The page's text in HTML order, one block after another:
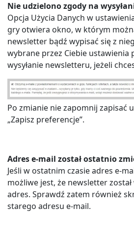
Nie udzielono zgody na
Opcja Użycia Danych w
gry otwiera okno, w którym
newsletter bądź wypisać się z
wybrane przez Ciebie ustawienia
wysyłanie newsletteru, jeżeli
Po zmianie nie zapomnij zapisać
„Zapisz preferencje”.
Adres e-mail został ostatnio
Jeśli w ostatnim czasie adres e-
możliwe jest, że newsletter został
adres. Sprawdź zatem również
starego adresu e-mail.